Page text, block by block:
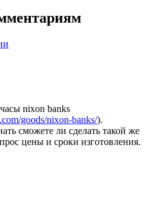
nixon banks
goods/nixon-banks/).
сможете ли сделать такой же
цены и сроки изготовления.